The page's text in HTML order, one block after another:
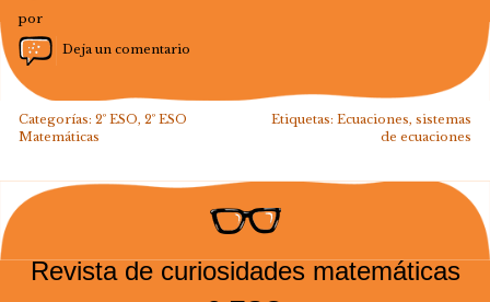
por
Deja un comentario
Categorías: 2º ESO, 2º ESO
Matemáticas
Etiquetas:Ecuaciones,sistemas
de ecuaciones
Revista de curiosidades matemáticas